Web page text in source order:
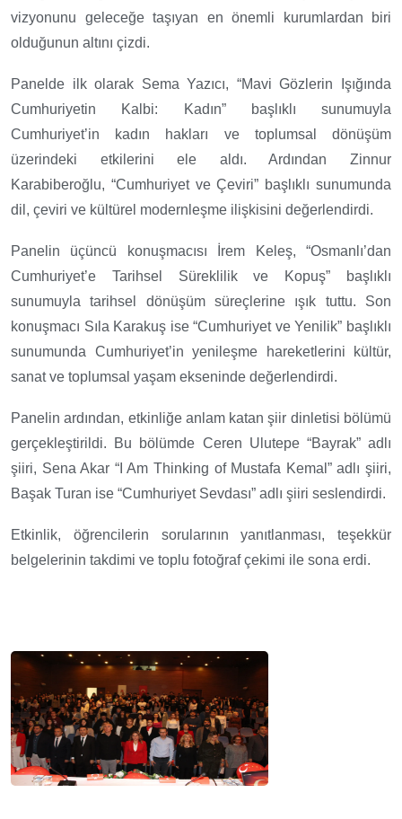
vizyonunu geleceğe taşıyan en önemli kurumlardan biri
olduğunun altını çizdi.
Panelde ilk olarak Sema Yazıcı, “Mavi Gözlerin Işığında
Cumhuriyetin Kalbi: Kadın” başlıklı sunumuyla
Cumhuriyet’in kadın hakları ve toplumsal dönüşüm
üzerindeki etkilerini ele aldı. Ardından Zinnur
Karabiberoğlu, “Cumhuriyet ve Çeviri” başlıklı sunumunda
dil, çeviri ve kültürel modernleşme ilişkisini değerlendirdi.
Panelin üçüncü konuşmacısı İrem Keleş, “Osmanlı’dan
Cumhuriyet’e Tarihsel Süreklilik ve Kopuş” başlıklı
sunumuyla tarihsel dönüşüm süreçlerine ışık tuttu. Son
konuşmacı Sıla Karakuş ise “Cumhuriyet ve Yenilik” başlıklı
sunumunda Cumhuriyet’in yenileşme hareketlerini kültür,
sanat ve toplumsal yaşam ekseninde değerlendirdi.
Panelin ardından, etkinliğe anlam katan şiir dinletisi bölümü
gerçekleştirildi. Bu bölümde Ceren Ulutepe “Bayrak” adlı
şiiri, Sena Akar “I Am Thinking of Mustafa Kemal” adlı şiiri,
Başak Turan ise “Cumhuriyet Sevdası” adlı şiiri seslendirdi.
Etkinlik, öğrencilerin sorularının yanıtlanması, teşekkür
belgelerinin takdimi ve toplu fotoğraf çekimi ile sona erdi.